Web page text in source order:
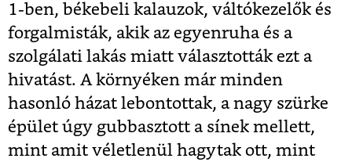
1-ben, békebeli kalauzok, váltókezelők és
forgalmisták, akik az egyenruha és a
szolgálati lakás miatt választották ezt a
hivatást. A környéken már minden
hasonló házat lebontottak, a nagy szürke
épület úgy gubbasztott a sínek mellett,
mint amit véletlenül hagytak ott, mint